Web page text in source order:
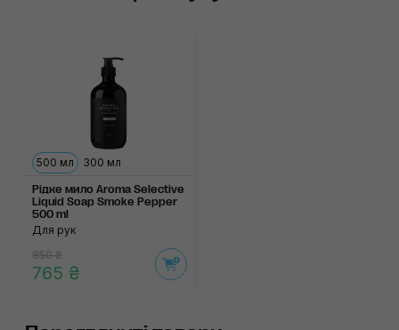
500 мл 300 мл
Рідке мило Aroma Selective
Liquid Soap Smoke Pepper
500 ml
Для рук
850 ₴
765 ₴